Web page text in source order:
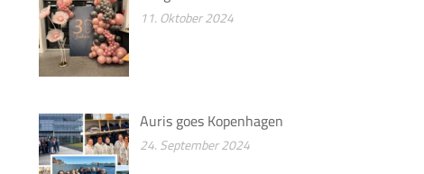
11. Oktober 2024
Auris goes Kopenhagen
24. September 2024